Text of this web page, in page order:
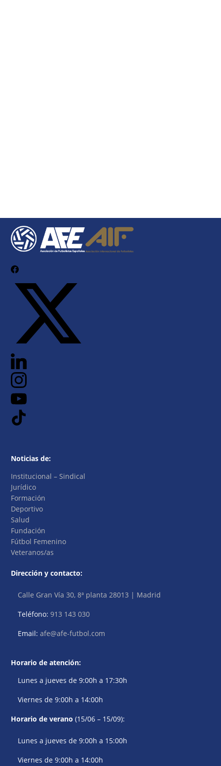
Noticias de:
Institucional – Sindical
Jurídico
Formación
Deportivo
Salud
Fundación
Fútbol Femenino
Veteranos/as
Dirección y contacto:
Calle Gran Vía 30, 8ª planta 28013 | Madrid
Teléfono:913 143 030
Email:afe@afe-futbol.com
Horario de atención:
Lunes a jueves de 9:00h a 17:30h
Viernes de 9:00h a 14:00h
Horario de verano (15/06 – 15/09):
Lunes a jueves de 9:00h a 15:00h
Viernes de 9:00h a 14:00h